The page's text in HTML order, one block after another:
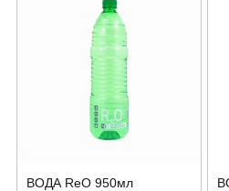
ВОДА ReO 950мл